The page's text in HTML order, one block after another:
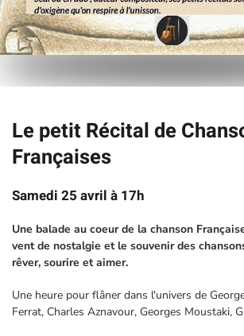
Le petit Récital de
Françaises
Samedi 25 avril à 17h
Une balade au coeur de la chanson
vent de nostalgie et le souvenir des
rêver, sourire et aimer.
Une heure pour flâner dans l'univers de
Ferrat, Charles Aznavour, Georges Moustaki,